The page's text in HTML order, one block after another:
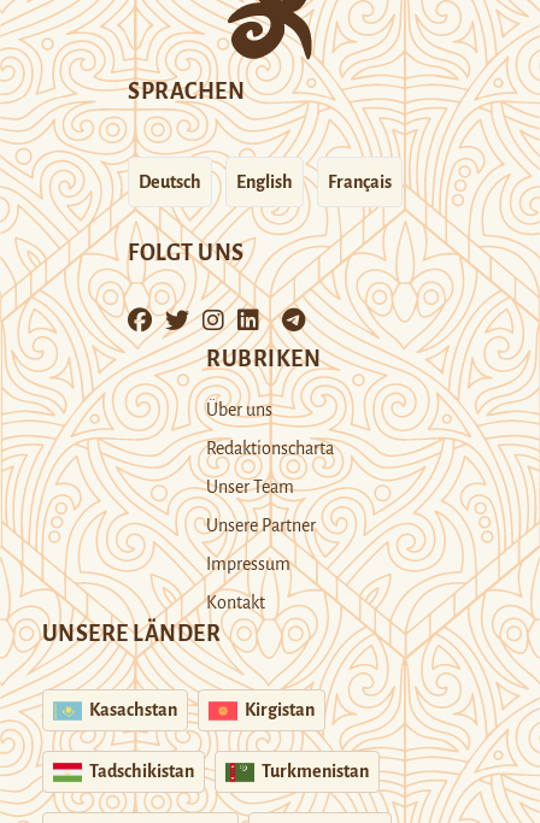
SPRACHEN
Deutsch English Français
FOLGT UNS
RUBRIKEN
Über uns
Redaktionscharta
Unser Team
Unsere Partner
Impressum
Kontakt
UNSERE LÄNDER
Kasachstan Kirgistan
Tadschikistan Turkmenistan